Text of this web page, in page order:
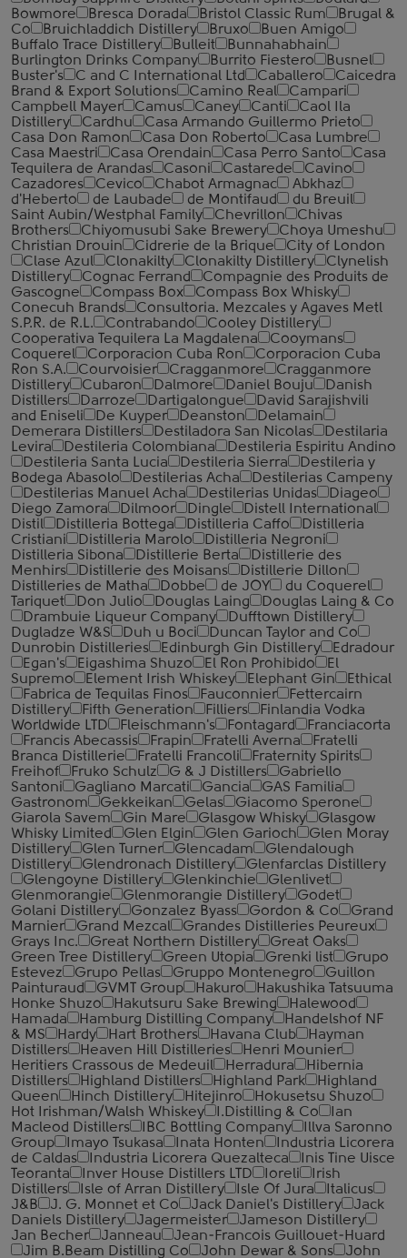
Bowmore
Bresca Dorada Bristol Classic Rum
Brugal &
Co
Bruichladdich Distillery Bruxo
Buen Amigo
Buffalo Trace Distillery
Bulleit
Bunnahabhain
Burlington Drinks Company
Burrito Fiestero
Busnel
Buster's
C and C International Ltd Caballero
Caicedra
Brand & Export Solutions
Camino Real
Campari
Campbell Mayer
Camus Caney Canti
Caol Ila
Distillery
Cardhu
Casa Armando Guillermo Prieto
Casa Don Ramon
Casa Don Roberto
Casa Lumbre
Casa Maestri
Casa Orendain Casa Perro Santo
Casa
Tequilera de Arandas
Casoni Castarede
Cavino
Cazadores
Cevico Chabot Armagnac
Abkhaz
d'Heberto
de Laubade de Montifaud
du Breuil
Saint Aubin/Westphal Family
Chevrillon
Chivas
Brothers
Chiyomusubi Sake Brewery
Choya Umeshu
Christian Drouin
Cidrerie de la Brique
City of London
Clase Azul
Clonakilty Clonakilty Distillery
Clynelish
Distillery
Cognac Ferrand
Compagnie des Produits de
Gascogne
Compass Box
Compass Box Whisky
Conecuh Brands
Consultoria. Mezcales y Agaves Metl
S.P.R. de R.L.
Contrabando
Cooley Distillery
Cooperativa Tequilera La Magdalena
Cooymans
Coquerel
Corporacion Cuba Ron
Corporacion Cuba
Ron S.A.
Courvoisier Cragganmore
Cragganmore
Distillery
Cubaron Dalmore Daniel Bouju
Danish
Distillers
Darroze Dartigalongue
David Sarajishvili
and Eniseli
De Kuyper Deanston
Delamain
Demerara Distillers
Destiladora San Nicolas
Destilaria
Levira
Destileria Colombiana
Destileria Espiritu Andino
Destileria Santa Lucia
Destileria Sierra
Destileria y
Bodega Abasolo
Destilerias Acha
Destilerias Campeny
Destilerias Manuel Acha
Destilerias Unidas
Diageo
Diego Zamora
Dilmoor Dingle
Distell International
Distil
Distilleria Bottega Distilleria Caffo
Distilleria
Cristiani
Distilleria Marolo
Distilleria Negroni
Distilleria Sibona
Distillerie Berta
Distillerie des
Menhirs
Distillerie des Moisans
Distillerie Dillon
Distilleries de Matha
Dobbe de JOY
du Coquerel
Tariquet
Don Julio Douglas Laing
Douglas Laing & Co
Drambuie Liqueur Company
Dufftown Distillery
Dugladze W&S
Duh u Boci
Duncan Taylor and Co
Dunrobin Distilleries
Edinburgh Gin Distillery
Edradour
Egan's
Eigashima Shuzo El Ron Prohibido
El
Supremo
Element Irish Whiskey Elephant Gin
Ethical
Fabrica de Tequilas Finos
Fauconnier
Fettercairn
Distillery
Fifth Generation Filliers
Finlandia Vodka
Worldwide LTD
Fleischmann's Fontagard
Franciacorta
Francis Abecassis
Frapin Fratelli Averna
Fratelli
Branca Distillerie
Fratelli ‎Francoli
Fraternity Spirits
Freihof
Fruko Schulz G & J Distillers
Gabriello
Santoni
Gagliano Marcati Gancia
GAS Familia
Gastronom
Gekkeikan Gelas
Giacomo Sperone
Giarola Savem
Gin Mare Glasgow Whisky
Glasgow
Whisky Limited
Glen Elgin Glen Garioch
Glen Moray
Distillery
Glen Turner Glencadam
Glendalough
Distillery
Glendronach Distillery
Glenfarclas Distillery
Glengoyne Distillery
Glenkinchie
Glenlivet
Glenmorangie
Glenmorangie Distillery
Godet
Golani Distillery
Gonzalez Byass Gordon & Co
Grand
Marnier
Grand Mezcal
Grandes Distilleries Peureux
Grays Inc.
Great Northern Distillery
Great Oaks
Green Tree Distillery
Green Utopia Grenki list
Grupo
Estevez
Grupo Pellas Gruppo Montenegro
Guillon
Painturaud
GVMT Group Hakuro
Hakushika Tatsuuma
Honke Shuzo
Hakutsuru Sake Brewing
Halewood
Hamada
Hamburg Distilling Company
Handelshof NF
& MS
Hardy Hart Brothers Havana Club
Hayman
Distillers
Heaven Hill Distilleries
Henri Mounier
Heritiers Crassous de Medeuil
Herradura
Hibernia
Distillers
Highland Distillers Highland Park
Highland
Queen
Hinch Distillery Hitejinro
Hokusetsu Shuzo
Hot Irishman/Walsh Whiskey
I.Distilling & Co
Ian
Macleod Distillers
IBC Bottling Company
Illva Saronno
Group
Imayo Tsukasa Inata Honten
Industria Licorera
de Caldas
Industria Licorera Quezalteca
Inis Tine Uisce
Teoranta
Inver House Distillers LTD Ioreli
Irish
Distillers
Isle of Arran Distillery Isle Of Jura
Italicus
J&B
J. G. Monnet et Co Jack Daniel's Distillery
Jack
Daniels Distillery
Jagermeister
Jameson Distillery
Jan Becher
Janneau
Jean-Francois Guillouet-Huard
Jim B.Beam Distilling Co
John Dewar & Sons
John